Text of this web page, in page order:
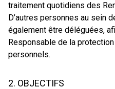
traitement quotidiens des
D’autres personnes au sein
également être déléguées,
Responsable de la
personnels.
2. OBJECTIFS